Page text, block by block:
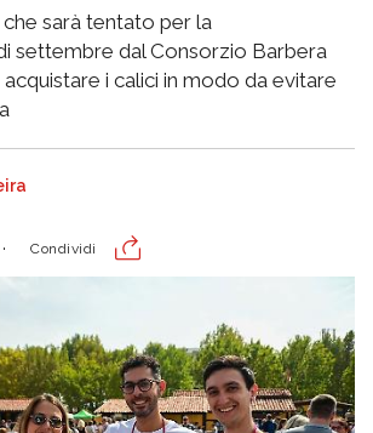
sarà tentato per la
settembre dal Consorzio Barbera
i calici in modo da evitare
Condividi